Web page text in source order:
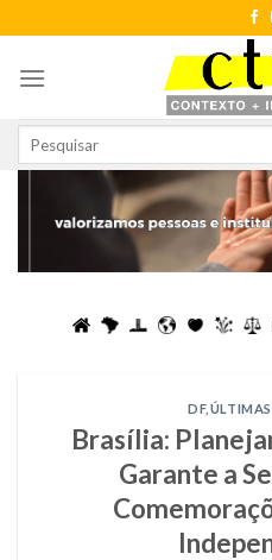
to
content
DF,
Brasília:
Garante a